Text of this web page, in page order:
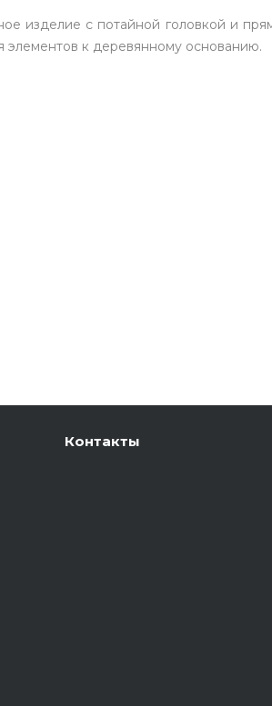
изделие с потайной головкой и
элементов к деревянному основанию.
Контакты